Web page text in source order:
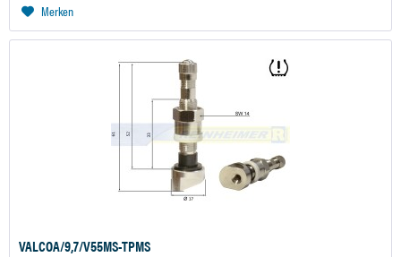
Merken
VALCOA/9,7/V55MS-TPMS